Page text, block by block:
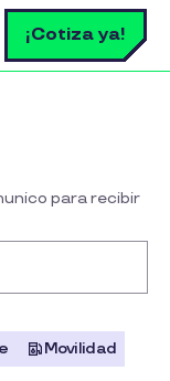
¡Cotiza ya!
para recibir
Movilidad